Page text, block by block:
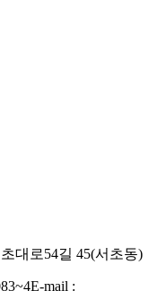
대로54길 45(서초동)
E-mail :